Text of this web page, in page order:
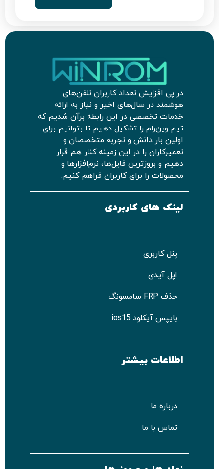
در پی افزایش تعداد کاربران تلفن‌های
هوشمند در سال‌های اخیر و نیاز به ارائه
خدمات تخصصی در این رابطه برآن شدیم که
تیم وین‌رام را تشکیل دهیم تا بتوانیم برای
اولین بار دانش و تجربه متخصصان و
تعمیرکاران را در این زمینه کنار هم قرار
دهیم و بروزترین فایل‌ها، نرم‌افزارها و
محصولات را برای کاربران فراهم کنیم.
لینک های کاربردی
پنل کاربری
اپل آیدی
حذف FRP سامسونگ
بایپس آیکلود ios15
اطلاعات بیشتر
درباره ما
تماس با ما